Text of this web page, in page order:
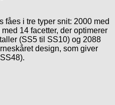
fåes i tre typer snit: 2000 med
14 facetter, der optimerer
(SS5 til SS10) og 2088
design, som giver